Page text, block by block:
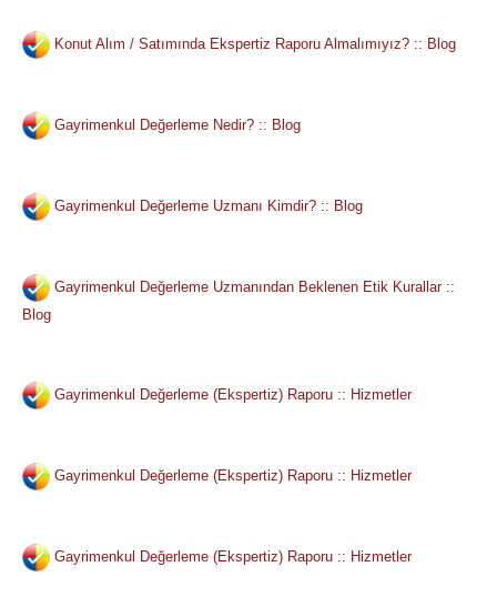
Konut Alım / Satımında Ekspertiz Raporu Almalımıyız? :: Blog
Gayrimenkul Değerleme Nedir? :: Blog
Gayrimenkul Değerleme Uzmanı Kimdir? :: Blog
Gayrimenkul Değerleme Uzmanından Beklenen Etik Kurallar ::
Blog
Gayrimenkul Değerleme (Ekspertiz) Raporu :: Hizmetler
Gayrimenkul Değerleme (Ekspertiz) Raporu :: Hizmetler
Gayrimenkul Değerleme (Ekspertiz) Raporu :: Hizmetler